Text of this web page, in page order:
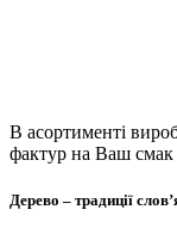
В асортименті
фактур на Ваш смак
Дерево – традиції